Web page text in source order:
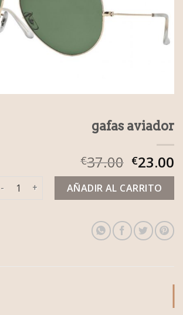
gafas aviador
€37.00 €23.00
gafas aviador cantidadAÑADIR AL CARRITO